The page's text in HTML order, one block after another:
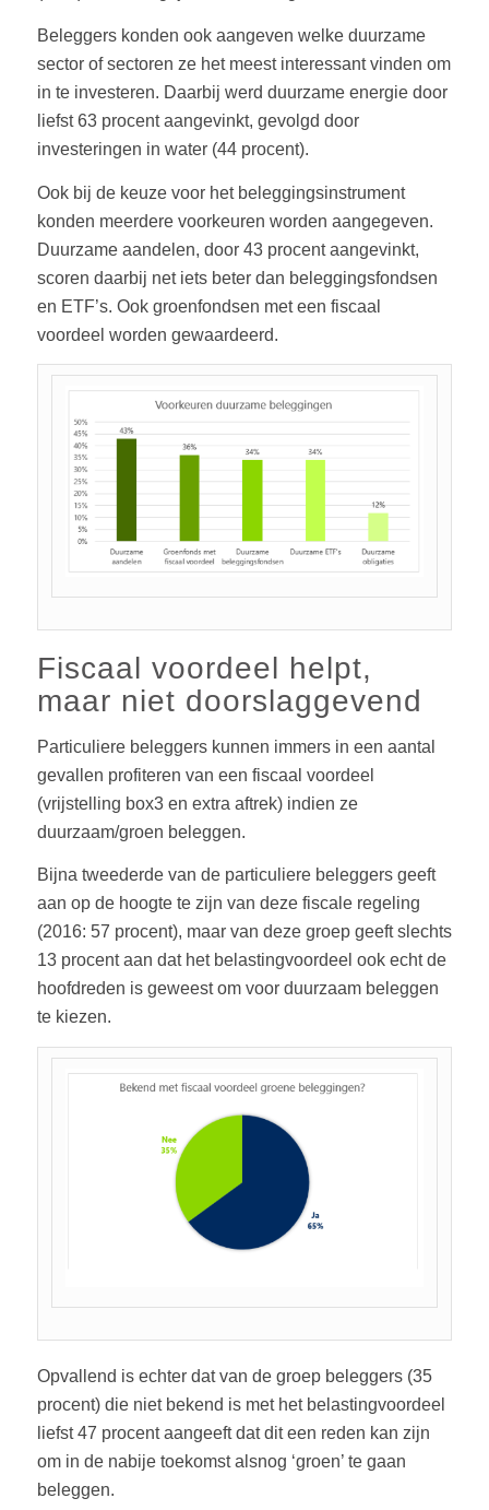
Beleggers konden ook aangeven welke duurzame
sector of sectoren ze het meest interessant vinden om
in te investeren. Daarbij werd duurzame energie door
liefst 63 procent aangevinkt, gevolgd door
investeringen in water (44 procent).
Ook bij de keuze voor het beleggingsinstrument
konden meerdere voorkeuren worden aangegeven.
Duurzame aandelen, door 43 procent aangevinkt,
scoren daarbij net iets beter dan beleggingsfondsen
en ETF’s. Ook groenfondsen met een fiscaal
voordeel worden gewaardeerd.
Fiscaal voordeel helpt,
maar niet doorslaggevend
Particuliere beleggers kunnen immers in een aantal
gevallen profiteren van een fiscaal voordeel
(vrijstelling box3 en extra aftrek) indien ze
duurzaam/groen beleggen.
Bijna tweederde van de particuliere beleggers geeft
aan op de hoogte te zijn van deze fiscale regeling
(2016: 57 procent), maar van deze groep geeft slechts
13 procent aan dat het belastingvoordeel ook echt de
hoofdreden is geweest om voor duurzaam beleggen
te kiezen.
Opvallend is echter dat van de groep beleggers (35
procent) die niet bekend is met het belastingvoordeel
liefst 47 procent aangeeft dat dit een reden kan zijn
om in de nabije toekomst alsnog ‘groen’ te gaan
beleggen.